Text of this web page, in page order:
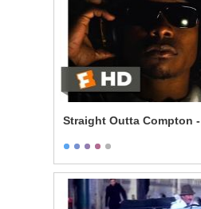
Straight Outta Compton